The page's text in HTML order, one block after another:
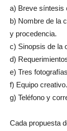
a) Breve síntesis
b) Nombre de la
y procedencia.
c) Sinopsis de la
d)
e) Tres
f) Equipo creativo.
g) Teléfono y
Cada propuesta